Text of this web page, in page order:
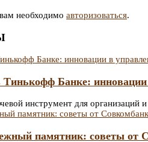
необходимо авторизоваться.
Тинькофф Банке:
инструмент для
памятник: советы от